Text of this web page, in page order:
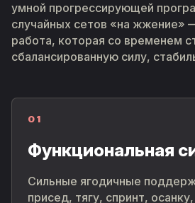
умной прогрессирующей
случайных сетов «на жжение»
работа, которая со временем
сбалансированную силу,
01
Функциональная
Сильные ягодичные
присед, тягу, спринт,